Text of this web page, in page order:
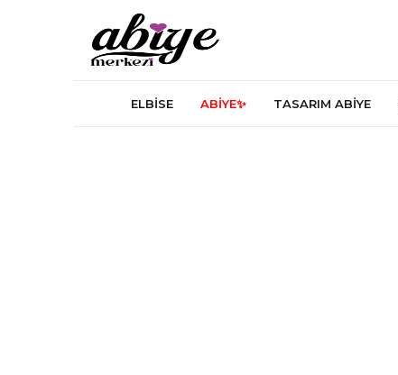
ELBİSE ABİYE✨ TASARIM ABİYE